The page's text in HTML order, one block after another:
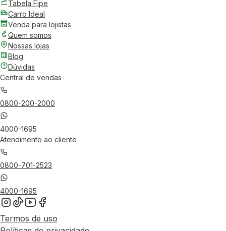
Tabela Fipe
Carro Ideal
Venda para lojistas
Quem somos
Nossas lojas
Blog
Dúvidas
Central de vendas
0800-200-2000
4000-1695
Atendimento ao cliente
0800-701-2523
4000-1695
Termos de uso